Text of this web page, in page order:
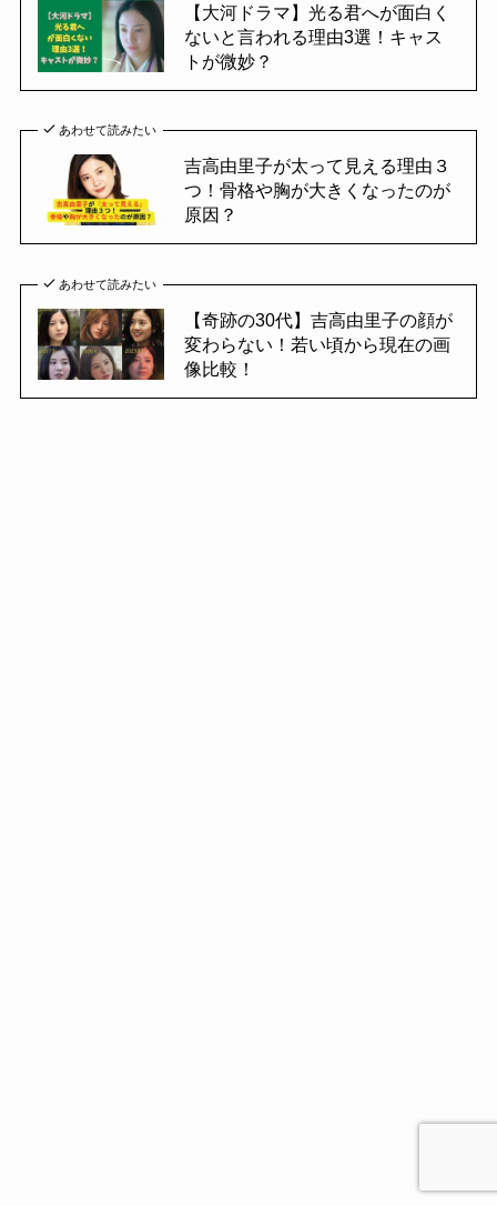
【大河ドラマ】光る君へが面白く
ないと言われる理由3選！キャス
トが微妙？
あわせて読みたい
吉高由里子が太って見える理由３
つ！骨格や胸が大きくなったのが
原因？
あわせて読みたい
【奇跡の30代】吉高由里子の顔が
変わらない！若い頃から現在の画
像比較！